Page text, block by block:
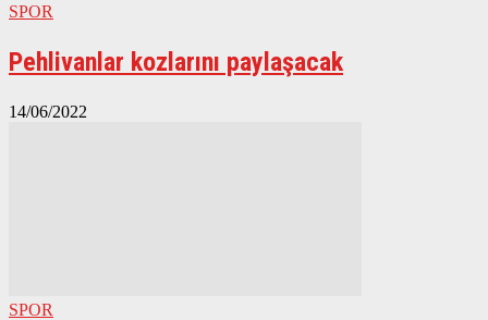
SPOR
Pehlivanlar kozlarını paylaşacak
14/06/2022
SPOR